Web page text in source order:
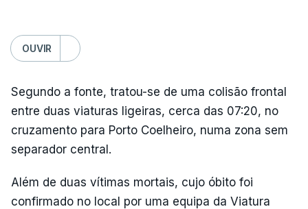
OUVIR
Segundo a fonte, tratou-se de uma colisão frontal
entre duas viaturas ligeiras, cerca das 07:20, no
cruzamento para Porto Coelheiro, numa zona sem
separador central.
Além de duas vítimas mortais, cujo óbito foi
confirmado no local por uma equipa da Viatura